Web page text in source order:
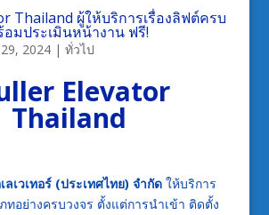
Thailand ผู้ให้บริการเรื่องลิฟต์ครบ
อมประเมินหน้างาน ฟรี!
2024| ทั่วไป
Elevator
Thailand
ลเวเทอร์ (ประเทศไทย) จำกัดให้บริการ
อย่างครบวงจร ตั้งแต่การนำเข้า ติดตั้ง